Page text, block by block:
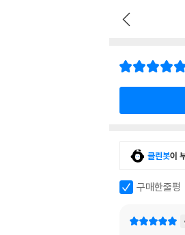
클린봇이
구매한줄평